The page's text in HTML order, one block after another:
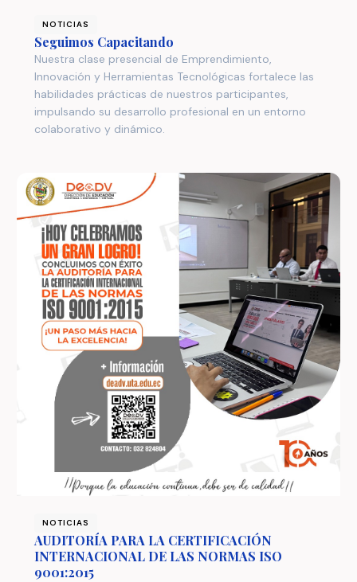
NOTICIAS
Seguimos Capacitando
Nuestra clase presencial de Emprendimiento,
Innovación y Herramientas Tecnológicas fortalece las
habilidades prácticas de nuestros participantes,
impulsando su desarrollo profesional en un entorno
colaborativo y dinámico.
NOTICIAS
AUDITORÍA PARA LA CERTIFICACIÓN
INTERNACIONAL DE LAS NORMAS ISO
9001:2015